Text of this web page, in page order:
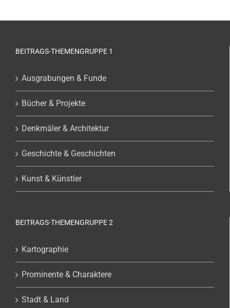
BEITRAGS-THEMENGRUPPE 1
Ausgrabungen & Funde
Bücher & Projekte
Denkmäler & Architektur
Geschichte & Geschichten
Kunst & Künstler
BEITRAGS-THEMENGRUPPE 2
Kartographie
Prominente & Charaktere
Stadt & Land